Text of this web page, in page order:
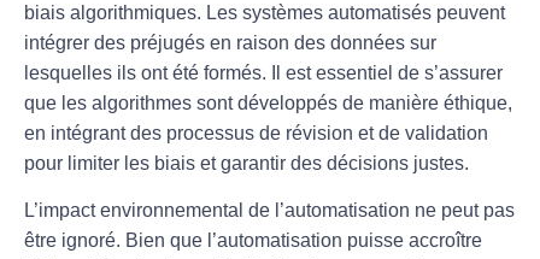
biais algorithmiques. Les systèmes automatisés peuvent
intégrer des préjugés en raison des données sur
lesquelles ils ont été formés. Il est essentiel de s’assurer
que les algorithmes sont développés de manière éthique,
en intégrant des processus de révision et de validation
pour limiter les biais et garantir des décisions justes.
L’impact environnemental de l’automatisation ne peut pas
être ignoré. Bien que l’automatisation puisse accroître